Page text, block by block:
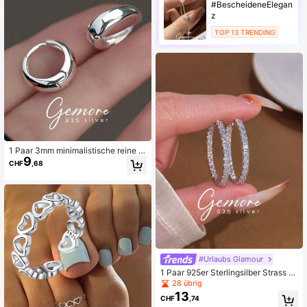
1 Paar 3mm minimalistische reine Si
lber Ohrringe, geeignet für den tägli
chen Gebrauch von Frauen
CHF9 ,68
#BescheideneElegan
z
TOP 13 TRENDING
#Urlaubs Glamour
1 Paar 925er Sterlingsilber Strass O
hrringe, elegant und exquisit, hoch
wertiger Schmuck, Feiertagsgesch
enk, Geburtstagsgeschenk, geeign
28 übrig
CHF13 ,74